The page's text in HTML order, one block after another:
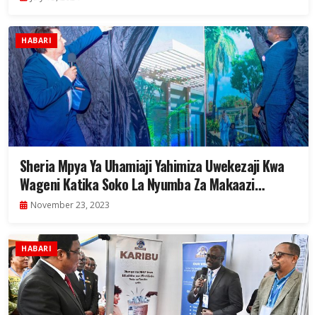
HABARI
Sheria Mpya Ya Uhamiaji Yahimiza Uwekezaji Kwa
Wageni Katika Soko La Nyumba Za Makaazi
Zanzibar
November 23, 2023
HABARI